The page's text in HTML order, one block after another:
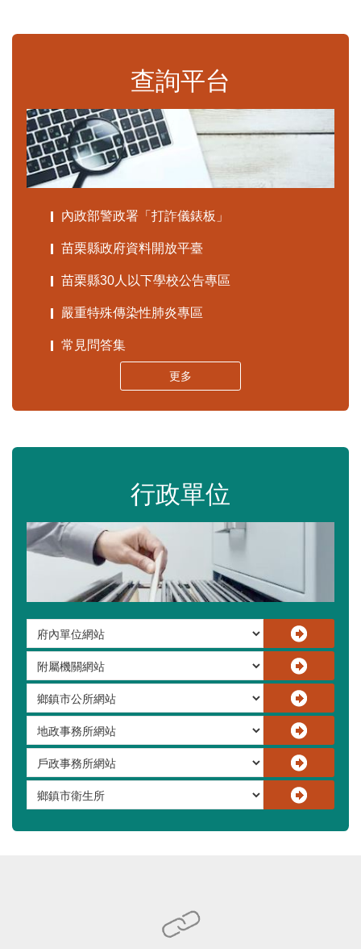
查詢平台
內政部警政署「打詐儀錶板」
苗栗縣政府資料開放平臺
苗栗縣30人以下學校公告專區
嚴重特殊傳染性肺炎專區
常見問答集
更多
行政單位